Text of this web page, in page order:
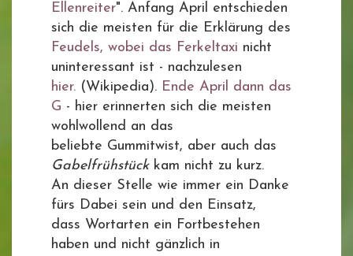
Ellenreiter". Anfang April entschieden
sich die meisten für die Erklärung des
Feudels, wobei das Ferkeltaxi nicht
uninteressant ist - nachzulesen
hier. (Wikipedia). Ende April dann das
G - hier erinnerten sich die meisten
wohlwollend an das
beliebte Gummitwist, aber auch das
Gabelfrühstückkam nicht zu kurz.
An dieser Stelle wie immer ein Danke
fürs Dabei sein und den Einsatz,
dass Wortarten ein Fortbestehen
haben und nicht gänzlich in